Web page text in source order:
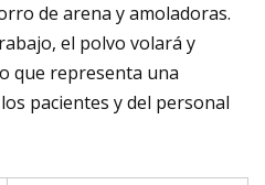
de arena y amoladoras.
el polvo volará y
que representa una
pacientes y del personal